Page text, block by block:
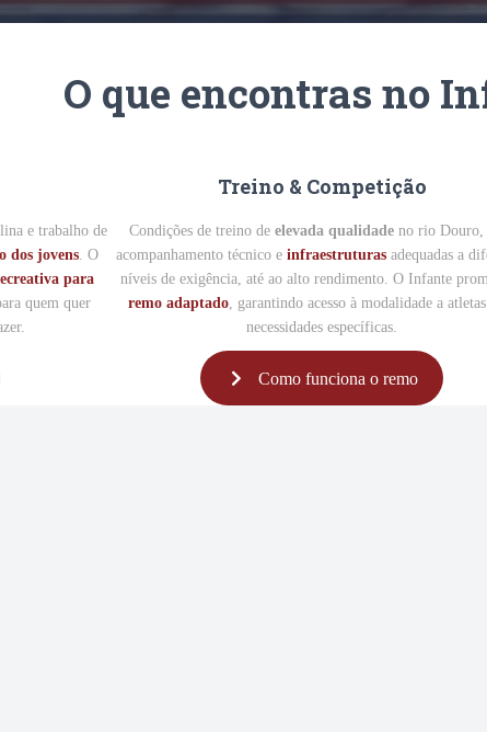
O que encontras no
e trabalho de
dos jovens. O
para
quem quer
Treino & Competição
Condições de treino de elevada qualidade no rio Douro,
acompanhamento técnico e infraestruturas adequadas a
níveis de exigência, até ao alto rendimento. O Infante
remo adaptado, garantindo acesso à modalidade a
necessidades específicas.
Como funciona o remo